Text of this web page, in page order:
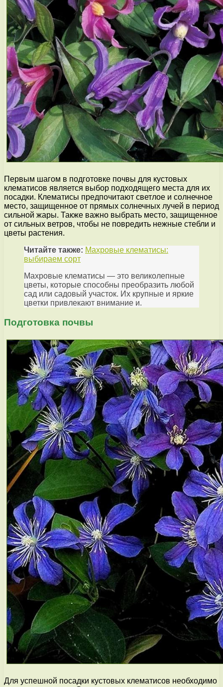
Первым шагом в подготовке почвы для кустовых
клематисов является выбор подходящего места для их
посадки. Клематисы предпочитают светлое и солнечное
место, защищенное от прямых солнечных лучей в период
сильной жары. Также важно выбрать место, защищенное
от сильных ветров, чтобы не повредить нежные стебли и
цветы растения.
Читайте также: Махровые клематисы:
выбираем сорт
Махровые клематисы — это великолепные
цветы, которые способны преобразить любой
сад или садовый участок. Их крупные и яркие
цветки привлекают внимание и.
Подготовка почвы
Для успешной посадки кустовых клематисов необходимо